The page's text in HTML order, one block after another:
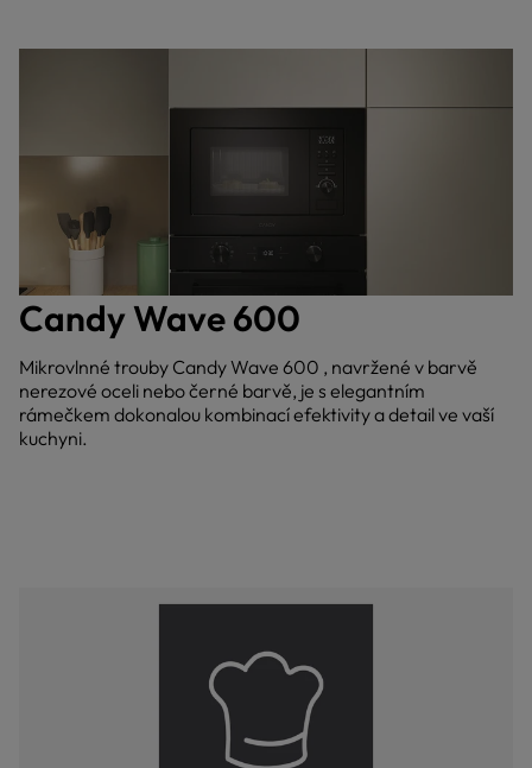
Candy Wave 600
Mikrovlnné trouby Candy Wave 600 , navržené v barvě
nerezové oceli nebo černé barvě, je s elegantním
rámečkem dokonalou kombinací efektivity a detail ve vaší
kuchyni.